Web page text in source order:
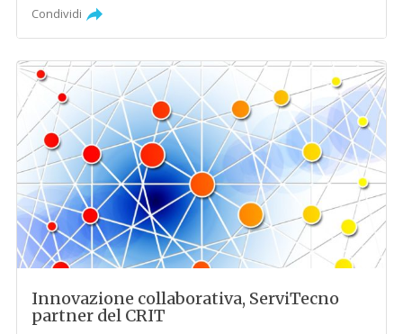
Condividi
Innovazione collaborativa, ServiTecno
partner del CRIT